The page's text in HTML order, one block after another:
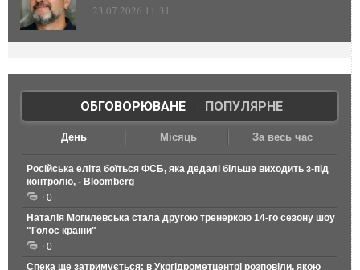
23.07.2026 11:31
ОБГОВОРЮВАНЕ| ПОПУЛЯРНЕ
День Місяць За весь час
Російська еліта боїться ФСБ, яка дедалі більше виходить з-під
контролю, - Bloomberg
0
Наталія Могилевська стала другою тренеркою 14-го сезону шоу
"Голос країни"
0
Спека ще затримується: в Укргідрометцентрі розповіли, якою